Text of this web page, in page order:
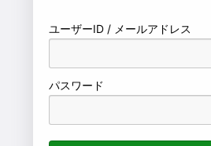
サ
ン
イ
ユーザーID / メールアドレス
パスワード